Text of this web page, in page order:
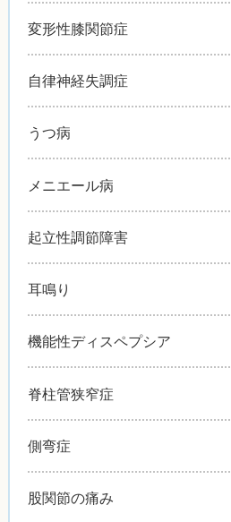
変形性膝関節症
自律神経失調症
うつ病
メニエール病
起立性調節障害
耳鳴り
機能性ディスペプシア
脊柱管狭窄症
側弯症
股関節の痛み